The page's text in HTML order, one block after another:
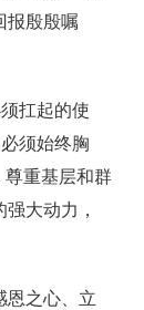
报殷殷嘱
扛起的使
须始终胸
尊重基层和群
大动力，
之心、立